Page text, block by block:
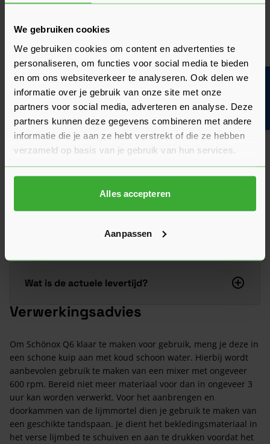
We gebruiken cookies
We gebruiken cookies om content en advertenties te
personaliseren, om functies voor social media te bieden
en om ons websiteverkeer te analyseren. Ook delen we
informatie over je gebruik van onze site met onze
partners voor social media, adverteren en analyse. Deze
partners kunnen deze gegevens combineren met andere
informatie die je aan ze hebt verstrekt of die ze hebben
verzameld op basis van je gebruik van hun services.
Alles accepteren
Aanpassen
Heb je zelf ervaring met dit product? Laat dan vooral een
dragen we samen bij aan een nog beter aanbod.
Beoordeling schrijven
Veelgestelde vragen
Hier vind je antwoorden op de meest gestelde vragen over dit
product. We hebben de belangrijkste onderwerpen alvast
voor je op een rij gezet zodat je snel verder kunt.
Kun je het antwoord op jouw vraag niet vinden? Neem dan
gerust contact op met een van onze experts we helpen je
Stel je vraag
Heeft het zin om een offerte aan te vragen?
Wat is de actuele levertijd?
Verwerkingsadvies
Om Schönox Q6 klaar te maken voor gebruik, meng je deze in
een schone kuip aan met koud schoon water. Hierbij wordt
aanbevolen gebruik te maken van een mixer met ongeveer
600 rpm. Bereid niet meer materiaal voor dan in ongeveer 3
uur kan worden verwerkt. Voor het aanbrengen en
doorkammen van de lijmmortel dien je gebruik te maken van
een geschikte tandspaan. Je dient het bekledingsmateriaal in
het verse lijmbed te schuiven en aan te drukken voordat het